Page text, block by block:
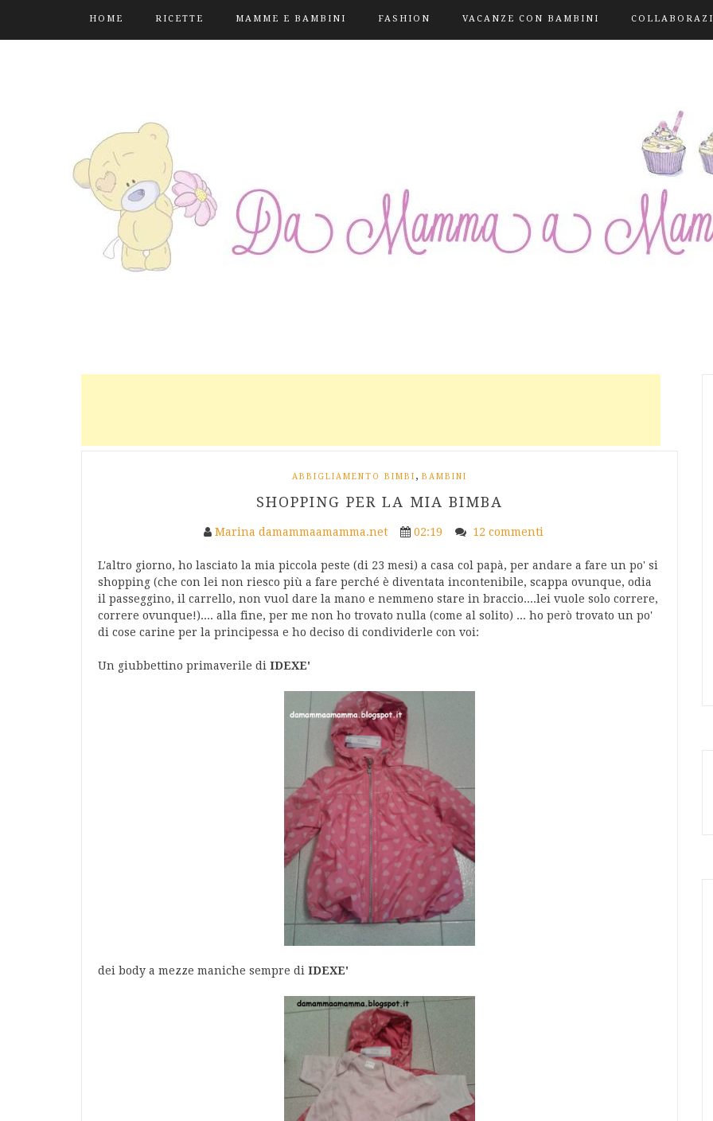
HOME RICETTE MAMME E BAMBINI FASHION VACANZE CON BAMBINI
ABBIGLIAMENTO BIMBI , BAMBINI
SHOPPING PER LA MIA BIMBA
Marina damammaamamma.net 02:19 12 commenti
L'altro giorno, ho lasciato la mia piccola peste (di 23 mesi) a casa col papà, per andare a fare un po' si
shopping (che con lei non riesco più a fare perché è diventata incontenibile, scappa ovunque, odia
il passeggino, il carrello, non vuol dare la mano e nemmeno stare in braccio....lei vuole solo correre,
correre ovunque!).... alla fine, per me non ho trovato nulla (come al solito) ... ho però trovato un po'
di cose carine per la principessa e ho deciso di condividerle con voi:
Un giubbettino primaverile di IDEXE'
dei body a mezze maniche sempre di IDEXE'